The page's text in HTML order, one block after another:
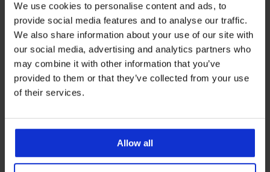
We use cookies to personalise content and ads, to
provide social media features and to analyse our traffic.
We also share information about your use of our site with
our social media, advertising and analytics partners who
may combine it with other information that you’ve
provided to them or that they’ve collected from your use
of their services.
Allow all